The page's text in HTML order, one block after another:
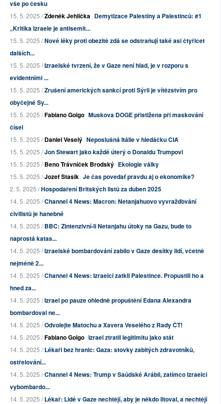
vše po česku
15. 5. 2025 /Zdeněk Jehlička Demytizace Palestiny a Palestinců: #1
„Kritika Izraele je antisemit...
15. 5. 2025 /Nové léky proti obezitě zdá se odstraňují také asi čtyřicet
dalších...
15. 5. 2025 /Izraelské tvrzení, že v Gaze není hlad, je v rozporu s
evidentními ...
15. 5. 2025 /Zrušení amerických sankcí proti Sýrii je vítězstvím pro
obyčejné Sy...
15. 5. 2025 /Fabiano Golgo Muskova DOGE přistižena při maskování
čísel
15. 5. 2025 /Daniel Veselý Neposlušná Itálie v hledáčku CIA
15. 5. 2025 /Jon Stewart jako každé úterý o Donaldu Trumpovi
15. 5. 2025 /Beno Trávníček Brodský Ekologie války
15. 5. 2025 /Jozef Stasik Je čas povedať pravdu aj o ekonomike?
2. 5. 2025 /Hospodaření Britských listů za duben 2025
14. 5. 2025 /Channel 4 News: Macron: Netanjahuovo vyvražďování
civilistů je hanebné
14. 5. 2025 /BBC: Zintenzivní-li Netanjahu útoky na Gazu, bude to
naprostá katas...
14. 5. 2025 /Izraelské bombardování zabilo v Gaze desítky lidí, včetně
nejméně 2...
14. 5. 2025 /Channel 4 News: Izraelci zatkli Palestince. Propustili ho a
hned za...
14. 5. 2025 /Izrael po pauze ohledně propuštění Edana Alexandra
bombardoval ne...
14. 5. 2025 /Odvolejte Matochu a Xavera Veselého z Rady ČT!
14. 5. 2025 /Fabiano Golgo Izrael ztratil legitimitu jako stát
14. 5. 2025 /Lékaři bez hranic: Gaza: stovky zabitých zdravotníků,
ostřelování...
14. 5. 2025 /Channel 4 News: Trump v Saúdské Arábii, zatímco Izraelci
vybombardo...
14. 5. 2025 /Lékař: Lidé v Gaze nechtějí, aby je někdo litoval, a nechtějí